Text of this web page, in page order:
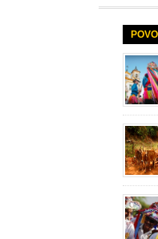
rituais,
novas
carros